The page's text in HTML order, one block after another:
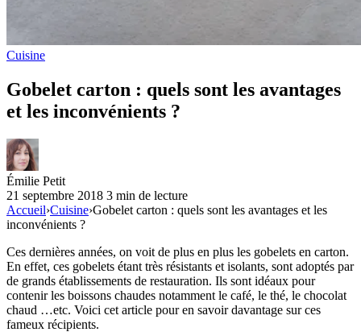
Cuisine
Gobelet carton : quels sont les avantages
et les inconvénients ?
Émilie Petit
21 septembre 2018 3 min de lecture
Accueil›Cuisine›Gobelet carton : quels sont les avantages et les
inconvénients ?
Ces dernières années, on voit de plus en plus les gobelets en carton.
En effet, ces gobelets étant très résistants et isolants, sont adoptés par
de grands établissements de restauration. Ils sont idéaux pour
contenir les boissons chaudes notamment le café, le thé, le chocolat
chaud …etc. Voici cet article pour en savoir davantage sur ces
fameux récipients.